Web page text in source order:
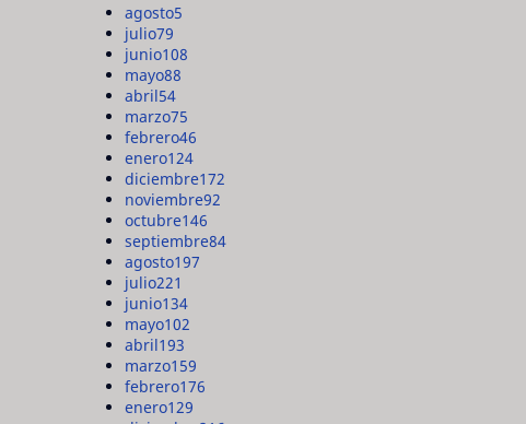
agosto5
julio79
junio108
mayo88
abril54
marzo75
febrero46
enero124
diciembre172
noviembre92
octubre146
septiembre84
agosto197
julio221
junio134
mayo102
abril193
marzo159
febrero176
enero129